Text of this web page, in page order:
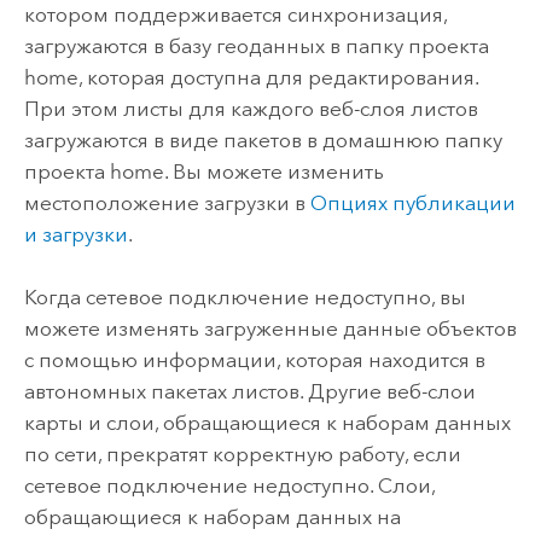
котором поддерживается синхронизация,
загружаются в базу геоданных в папку проекта
home, которая доступна для редактирования.
При этом листы для каждого веб-слоя листов
загружаются в виде пакетов в домашнюю папку
проекта home. Вы можете изменить
местоположение загрузки в Опциях публикации
и загрузки.
Когда сетевое подключение недоступно, вы
можете изменять загруженные данные объектов
с помощью информации, которая находится в
автономных пакетах листов. Другие веб-слои
карты и слои, обращающиеся к наборам данных
по сети, прекратят корректную работу, если
сетевое подключение недоступно. Слои,
обращающиеся к наборам данных на